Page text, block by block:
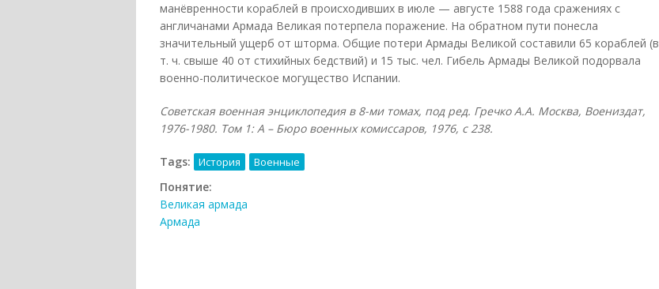
манёвренности кораблей в происходивших в июле — августе 1588 года сражениях с
англичанами Армада Великая потерпела поражение. На обратном пути понесла
значительный ущерб от шторма. Общие потери Армады Великой составили 65 кораблей (в
т. ч. свыше 40 от стихийных бедствий) и 15 тыс. чел. Гибель Армады Великой подорвала
военно-политическое могущество Испании.
Советская военная энциклопедия в 8-ми томах, под ред. Гречко А.А. Москва, Воениздат,
1976-1980. Том 1: А – Бюро военных комиссаров, 1976, с 238.
Tags: История Военные
Понятие:
Великая армада
Армада